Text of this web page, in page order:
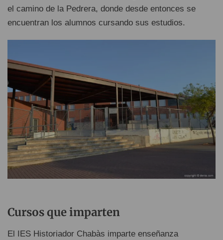
el camino de la Pedrera, donde desde entonces se
encuentran los alumnos cursando sus estudios.
Cursos que imparten
El IES Historiador Chabàs imparte enseñanza